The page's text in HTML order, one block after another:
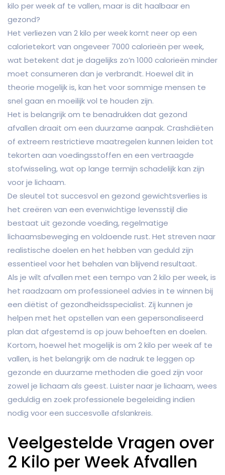
kilo per week af te vallen, maar is dit haalbaar en
gezond?
Het verliezen van 2 kilo per week komt neer op een
calorietekort van ongeveer 7000 calorieën per week,
wat betekent dat je dagelijks zo’n 1000 calorieën minder
moet consumeren dan je verbrandt. Hoewel dit in
theorie mogelijk is, kan het voor sommige mensen te
snel gaan en moeilijk vol te houden zijn.
Het is belangrijk om te benadrukken dat gezond
afvallen draait om een duurzame aanpak. Crashdiëten
of extreem restrictieve maatregelen kunnen leiden tot
tekorten aan voedingsstoffen en een vertraagde
stofwisseling, wat op lange termijn schadelijk kan zijn
voor je lichaam.
De sleutel tot succesvol en gezond gewichtsverlies is
het creëren van een evenwichtige levensstijl die
bestaat uit gezonde voeding, regelmatige
lichaamsbeweging en voldoende rust. Het streven naar
realistische doelen en het hebben van geduld zijn
essentieel voor het behalen van blijvend resultaat.
Als je wilt afvallen met een tempo van 2 kilo per week, is
het raadzaam om professioneel advies in te winnen bij
een diëtist of gezondheidsspecialist. Zij kunnen je
helpen met het opstellen van een gepersonaliseerd
plan dat afgestemd is op jouw behoeften en doelen.
Kortom, hoewel het mogelijk is om 2 kilo per week af te
vallen, is het belangrijk om de nadruk te leggen op
gezonde en duurzame methoden die goed zijn voor
zowel je lichaam als geest. Luister naar je lichaam, wees
geduldig en zoek professionele begeleiding indien
nodig voor een succesvolle afslankreis.
Veelgestelde Vragen over
2 Kilo per Week Afvallen